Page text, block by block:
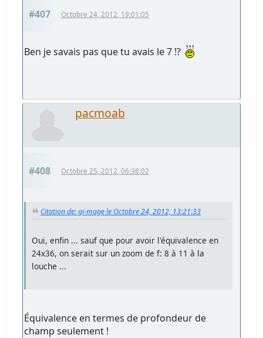
#407 Octobre 24, 2012, 19:01:05
Ben je savais pas que tu avais le 7 !?
pacmoab
#408 Octobre 25, 2012, 06:38:02
Citation de: gi-mage le Octobre 24, 2012, 13:21:33
Oui, enfin ... sauf que pour avoir l'équivalence en
24x36, on serait sur un zoom de f: 8 à 11 à la
louche ...
Équivalence en termes de profondeur de
champ seulement !